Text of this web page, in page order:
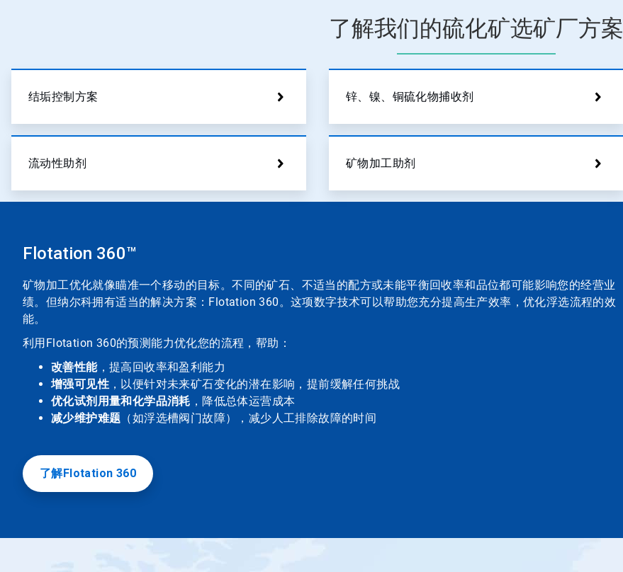
了解我们的硫化矿选矿厂方案
结垢控制方案
流动性助剂
锌、镍、铜硫化物捕收剂
矿物加工助剂
Flotation 360™
矿物加工优化就像瞄准一个移动的目标。不同的矿石、不适当的配方或未能平衡回收率和品位都可能影响您的经营业
绩。但纳尔科拥有适当的解决方案：Flotation 360。这项数字技术可以帮助您充分提高生产效率，优化浮选流程的效
能。
利用Flotation 360的预测能力优化您的流程，帮助：
改善性能，提高回收率和盈利能力
增强可见性 ，以便针对未来矿石变化的潜在影响，提前缓解任何挑战
优化试剂用量和化学品消耗 ，降低总体运营成本
减少维护难题 （如浮选槽阀门故障），减少人工排除故障的时间
了解Flotation 360